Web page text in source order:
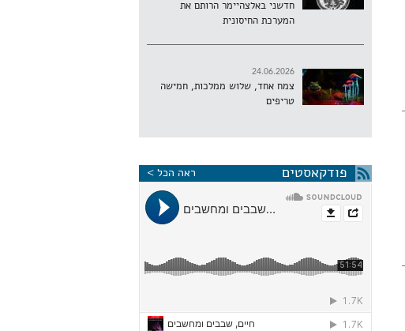
חדשני באלצהיימר הרותם את
המערכת החיסונית
24.06.2026
צמח אחד, שלוש ממלכות, חמישה
טריפים
פודקאסטים ראה הכל >